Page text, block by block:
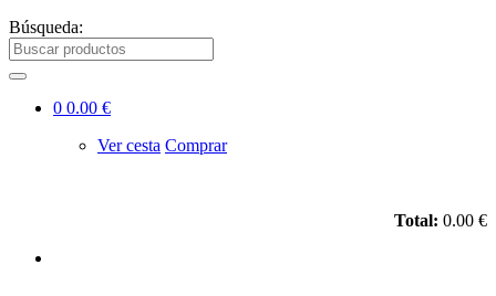
Búsqueda:
0 0.00 €
Ver cesta Comprar
Total: 0.00 €